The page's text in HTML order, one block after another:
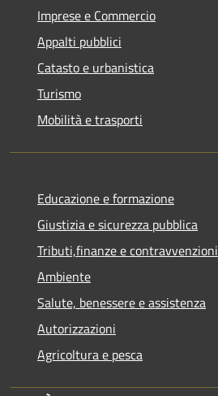
Imprese e Commercio
Appalti pubblici
Catasto e urbanistica
Turismo
Mobilità e trasporti
Educazione e formazione
Giustizia e sicurezza pubblica
Tributi,finanze e contravvenzioni
Ambiente
Salute, benessere e assistenza
Autorizzazioni
Agricoltura e pesca